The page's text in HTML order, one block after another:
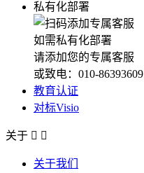
私有化部署
如需私有化部署
请添加您的专属客服
或致电：010-86393609
教育认证
对标Visio
关于  
关于我们